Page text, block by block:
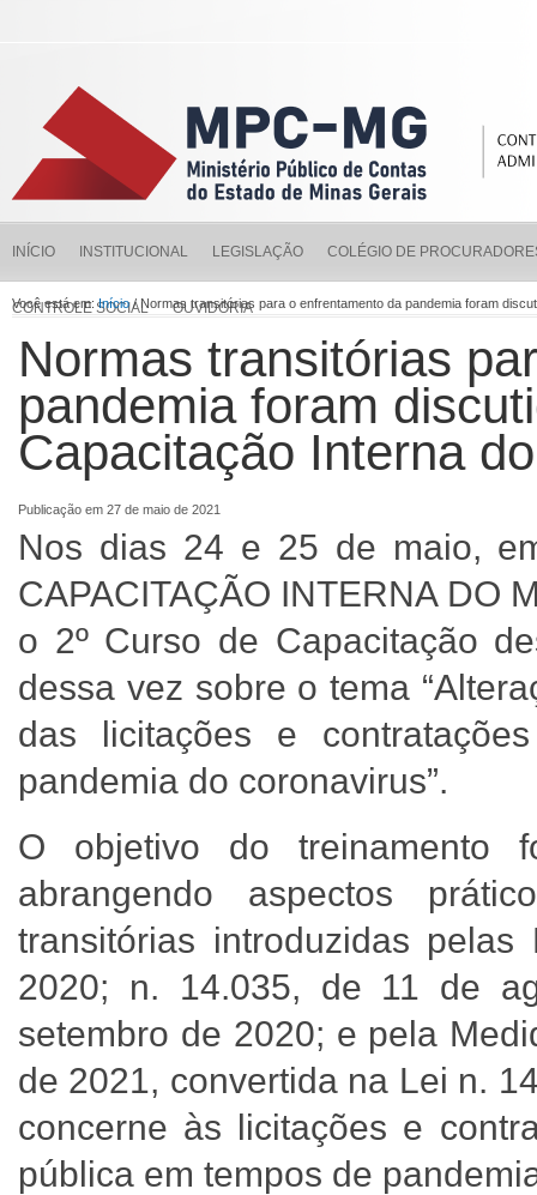
INÍCIO INSTITUCIONAL LEGISLAÇÃO COLÉGIO DE
CONTROLE SOCIAL OUVIDORIA
Você está em:Início/ Normas transitórias para o enfrentamento da pandemia foram
Normas transitórias
pandemia foram
Capacitação Interna
Publicação em 27 de maio de 2021
Nos dias 24 e 25 de maio,
CAPACITAÇÃO INTERNA DO
o 2º Curso de Capacitação
dessa vez sobre o tema
das licitações e
pandemia do coronavirus”.
O objetivo do treinamento
abrangendo aspectos
transitórias introduzidas
2020; n. 14.035, de 11 de
setembro de 2020; e pela
de 2021, convertida na Lei n.
concerne às licitações e
pública em tempos de